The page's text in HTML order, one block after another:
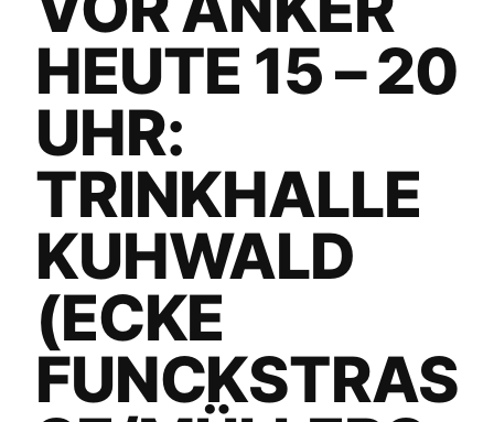
HEUTE 15 – 20
UHR:
TRINKHALLE
KUHWALD
(ECKE
FUNCKSTRASS